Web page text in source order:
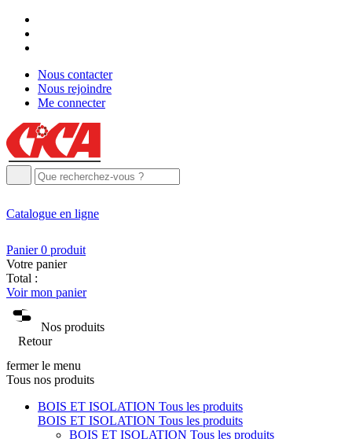
Nous contacter
Nous rejoindre
Me connecter
Catalogue en ligne
Panier 0 produit
Votre panier
Total :
Voir mon panier
Nos produits
Retour
fermer le menu
Tous nos produits
BOIS ET ISOLATION Tous les produits
BOIS ET ISOLATION Tous les produits
BOIS ET ISOLATION Tous les produits